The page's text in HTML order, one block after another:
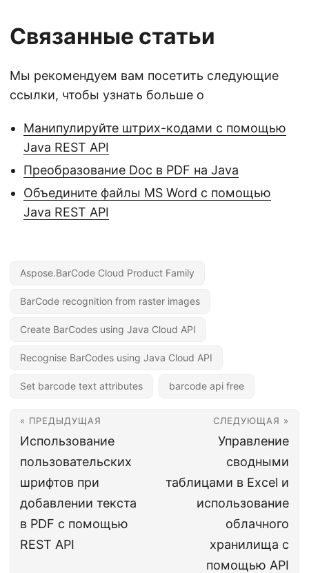
Связанные статьи
Мы рекомендуем вам посетить следующие
ссылки, чтобы узнать больше о
Манипулируйте штрих-кодами с помощью
Java REST API
Преобразование Doc в PDF на Java
Объедините файлы MS Word с помощью
Java REST API
Aspose.BarCode Cloud Product Family
BarCode recognition from raster images
Create BarCodes using Java Cloud API
Recognise BarCodes using Java Cloud API
Set barcode text attributes barcode api free
« ПРЕДЫДУЩАЯ
Использование
пользовательских
шрифтов при
добавлении текста
в PDF с помощью
REST API
СЛЕДУЮЩАЯ »
Управление
сводными
таблицами в Excel и
использование
облачного
хранилища с
помощью API